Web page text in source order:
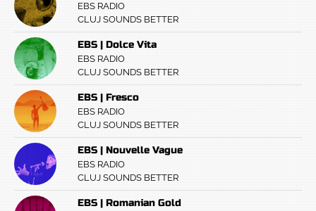
EBS RADIO
CLUJ SOUNDS BETTER
EBS | Dolce Vita
EBS RADIO
CLUJ SOUNDS BETTER
EBS | Fresco
EBS RADIO
CLUJ SOUNDS BETTER
EBS | Nouvelle Vague
EBS RADIO
CLUJ SOUNDS BETTER
EBS | Romanian Gold